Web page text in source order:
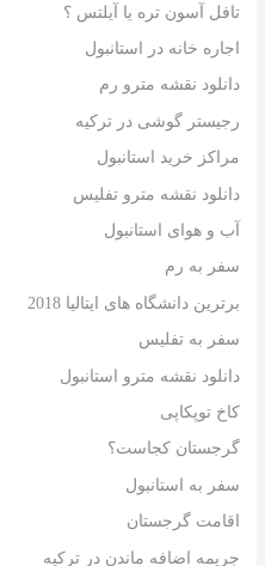
تافل آسون تره یا آیلتس ؟
اجاره خانه در استانبول
دانلود نقشه مترو رم
رجیستر گوشی در ترکیه
مراکز خرید استانبول
دانلود نقشه مترو تفلیس
آب و هوای استانبول
سفر به رم
برترین دانشگاه های ایتالیا 2018
سفر به تفلیس
دانلود نقشه مترو استانبول
کاخ توپکاپی
گرجستان کجاست؟
سفر به استانبول
اقامت گرجستان
جریمه اضافه ماندن در ترکیه